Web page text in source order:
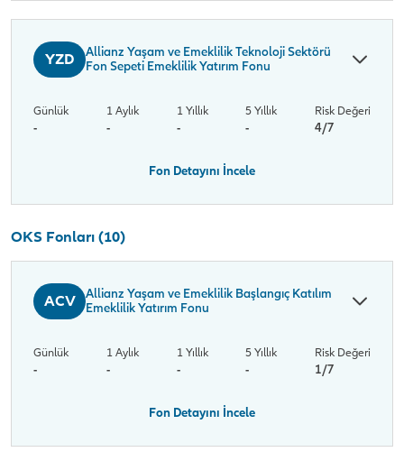
YZD
Allianz Yaşam ve Emeklilik Teknoloji Sektörü
Fon Sepeti Emeklilik Yatırım Fonu
Günlük
-
1 Aylık
-
1 Yıllık
-
5 Yıllık
-
Risk Değeri
4/7
Fon Detayını İncele
OKS Fonları (10)
ACV
Allianz Yaşam ve Emeklilik Başlangıç Katılım
Emeklilik Yatırım Fonu
Günlük
-
1 Aylık
-
1 Yıllık
-
5 Yıllık
-
Risk Değeri
1/7
Fon Detayını İncele